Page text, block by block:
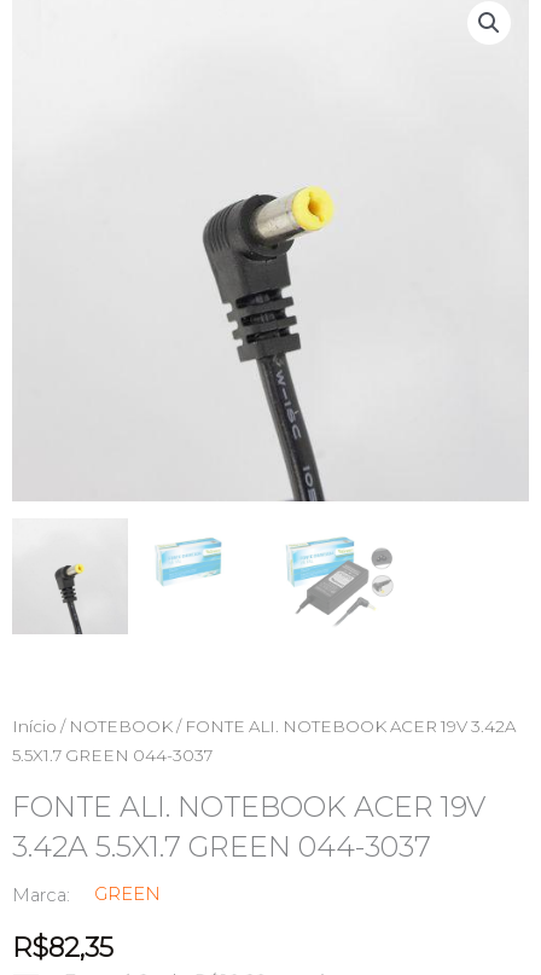
Início / NOTEBOOK/ FONTE ALI. NOTEBOOK ACER 19V 3.42A
5.5X1.7 GREEN 044-3037
FONTE ALI. NOTEBOOK ACER 19V
3.42A 5.5X1.7 GREEN 044-3037
Marca: GREEN
R$82,35